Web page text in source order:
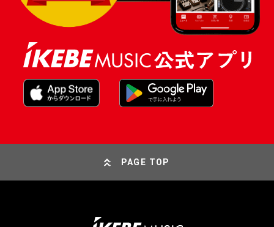
PAGE TOP